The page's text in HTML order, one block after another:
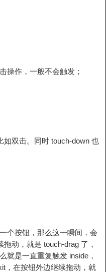
操作，一般不会触发；
如双击。同时 touch-down 也
个按钮，那么这一瞬间，会
动，就是 touch-drag 了，
就是一直重复触发 inside，
，在按钮外边继续拖动，就